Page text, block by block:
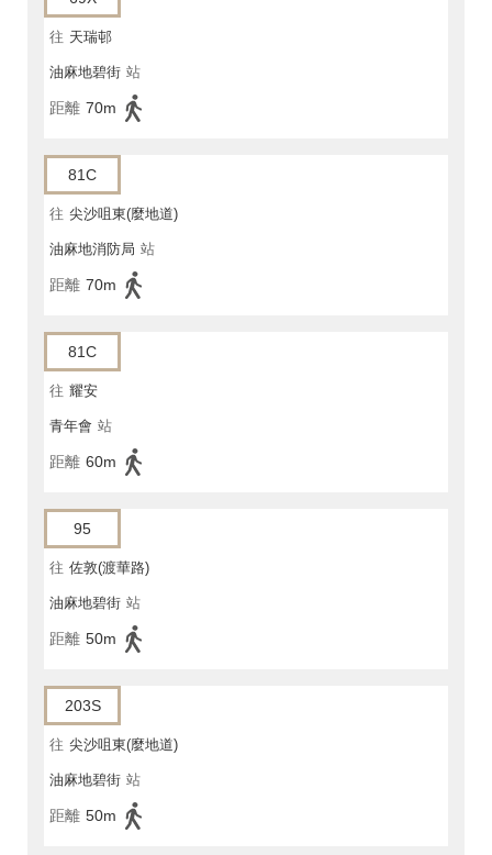
往 天瑞邨
油麻地碧街 站
距離 70m
81C
往 尖沙咀東(麼地道)
油麻地消防局 站
距離 70m
81C
往 耀安
青年會 站
距離 60m
95
往 佐敦(渡華路)
油麻地碧街 站
距離 50m
203S
往 尖沙咀東(麼地道)
油麻地碧街 站
距離 50m